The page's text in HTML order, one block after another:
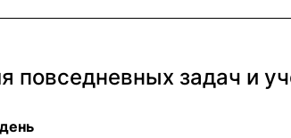
повседневных задач и